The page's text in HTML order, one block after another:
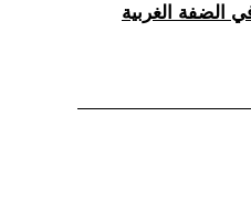
الضفة الغربية